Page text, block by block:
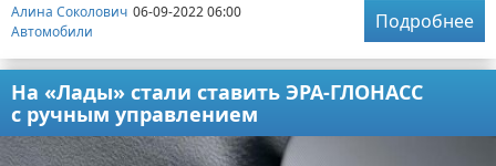
Алина Соколович 06-09-2022 06:00
Автомобили
Подробнее
На «Лады» стали ставить ЭРА-ГЛОНАСС
с ручным управлением